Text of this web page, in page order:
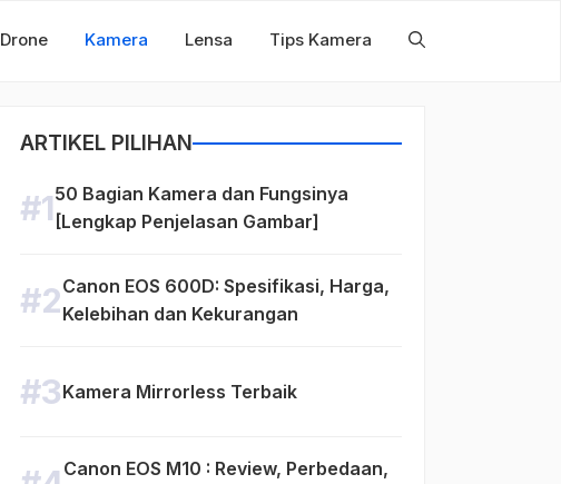
Drone Kamera Lensa Tips Kamera
ARTIKEL PILIHAN
50 Bagian Kamera dan Fungsinya
[Lengkap Penjelasan Gambar]
Canon EOS 600D: Spesifikasi, Harga,
Kelebihan dan Kekurangan
Kamera Mirrorless Terbaik
Canon EOS M10 : Review, Perbedaan,